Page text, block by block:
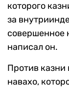
которого
за
совершенное
написал он.
Против казни
навахо,